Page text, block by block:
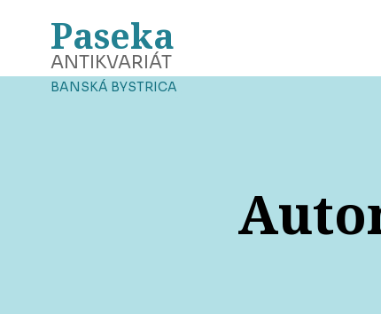
Paseka
ANTIKVARIÁT
BANSKÁ BYSTRICA